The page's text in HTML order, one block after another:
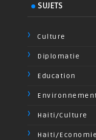
SUJETS
Culture
Diplomatie
Education
Haiti/Culture
Haiti/Economie